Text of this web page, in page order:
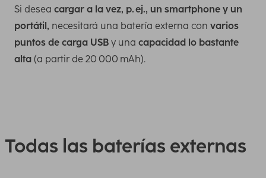
Si desea cargar a la vez, p. ej., un smartphone y un
portátil, necesitará una batería externa con varios
puntos de carga USB y una capacidad lo bastante
alta (a partir de 20 000 mAh).
Todas las baterías externas